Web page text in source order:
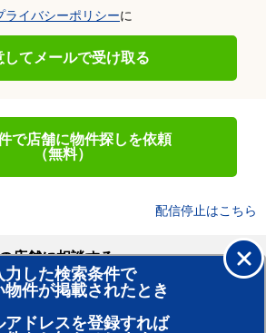
ライバシーポリシーに
してメールで受け取る
で店舗に物件探しを依頼
（無料）
配信停止はこちら
力した検索条件で
物件が掲載されたとき
アドレスを登録すれば
店舗に相談する
！
ト